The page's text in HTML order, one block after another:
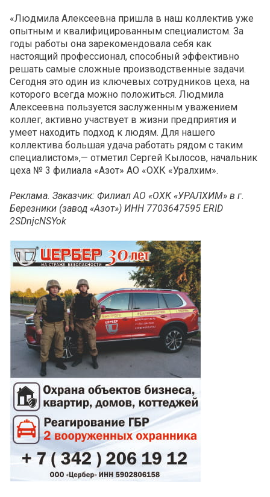
«Людмила Алексеевна пришла в наш коллектив уже
опытным и квалифицированным специалистом. За
годы работы она зарекомендовала себя как
настоящий профессионал, способный эффективно
решать самые сложные производственные задачи.
Сегодня это один из ключевых сотрудников цеха, на
которого всегда можно положиться. Людмила
Алексеевна пользуется заслуженным уважением
коллег, активно участвует в жизни предприятия и
умеет находить подход к людям. Для нашего
коллектива большая удача работать рядом с таким
специалистом»,— отметил Сергей Кылосов, начальник
цеха № 3 филиала «Азот» АО «ОХК «Уралхим».
Реклама. Заказчик: Филиал АО «ОХК «УРАЛХИМ» в г.
Березники (завод «Азот») ИНН 7703647595 ERID
2SDnjcNSYok